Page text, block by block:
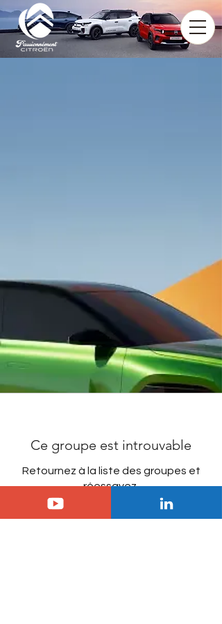
Ce groupe est introuvable
Retournez à la liste des groupes et
réessayez.